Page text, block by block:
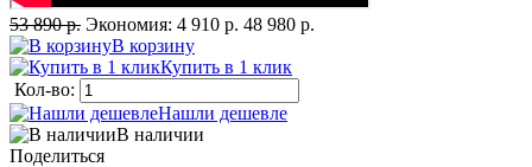
53 890 р. Экономия: 4 910 р. 48 980 р.
В корзину
Купить в 1 клик
Кол-во:
Нашли дешевле
В наличии
Поделиться